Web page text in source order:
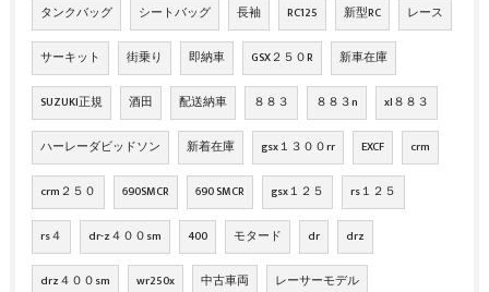
タンクバッグ シートバッグ 長袖 RC125 新型RC レース
サーキット 街乗り 即納車 GSX２５０R 新車在庫
SUZUKI正規 酒田 配送納車 ８８３ ８８３n xl８８３
ハーレーダビッドソン 新着在庫 gsx１３００rr EXCF crm
crm２５０ 690SMCR 690 SMCR gsx１２５ rs１２５
rs４ dr-z４００sm 400 モタード dr drz
drz４００sm wr250x 中古車両 レーサーモデル